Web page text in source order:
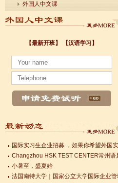
外国人中文课
【最新开班】
【汉语学习】
小暑至，盛夏始
法国南特大学｜国家公立大学国际企业
各个国家留学对雅思分数的具体要求
Survival Chinese for Beginners 30-Day
雅思考试介绍
Survival Chinese for Beginners 30-Day
关于HSK3-6级，HSKK各级考试报名照片
Changzhou HSK TEST CENTER常州
小暑至，盛夏始
法国南特大学｜国家公立大学国际企业
各个国家留学对雅思分数的具体要求